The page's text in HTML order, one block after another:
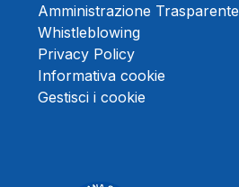
Amministrazione Trasparente
Whistleblowing
Privacy Policy
Informativa cookie
Gestisci i cookie